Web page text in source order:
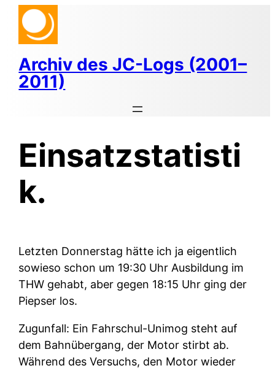
Zum
Inhalt
springen
Archiv des JC-Logs (2001–
2011)
Einsatzstatisti
k.
Letzten Donnerstag hätte ich ja eigentlich
sowieso schon um 19:30 Uhr Ausbildung im
THW gehabt, aber gegen 18:15 Uhr ging der
Piepser los.
Zugunfall: Ein Fahrschul-Unimog steht auf
dem Bahnübergang, der Motor stirbt ab.
Während des Versuchs, den Motor wieder